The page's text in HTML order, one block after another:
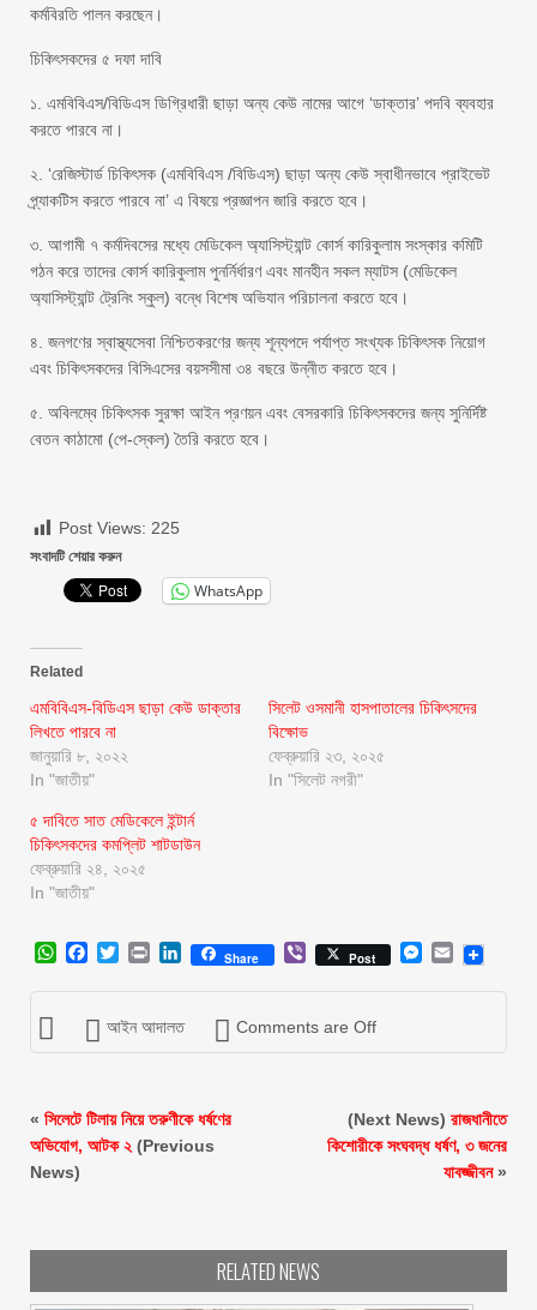
কর্মবিরতি পালন করছেন।
চিকিৎসকদের ৫ দফা দাবি
১. এমবিবিএস/বিডিএস ডিগ্রিধারী ছাড়া অন্য কেউ নামের আগে ‘ডাক্তার’ পদবি ব্যবহার
করতে পারবে না।
২. ‘রেজিস্টার্ড চিকিৎসক (এমবিবিএস /বিডিএস) ছাড়া অন্য কেউ স্বাধীনভাবে প্রাইভেট
প্র্যাকটিস করতে পারবে না’ এ বিষয়ে প্রজ্ঞাপন জারি করতে হবে।
৩. আগামী ৭ কর্মদিবসের মধ্যে মেডিকেল অ্যাসিস্ট্যান্ট কোর্স কারিকুলাম সংস্কার কমিটি
গঠন করে তাদের কোর্স কারিকুলাম পুনর্নির্ধারণ এবং মানহীন সকল ম্যাটস (মেডিকেল
অ্যাসিস্ট্যান্ট ট্রেনিং স্কুল) বন্ধে বিশেষ অভিযান পরিচালনা করতে হবে।
৪. জনগণের স্বাস্থ্যসেবা নিশ্চিতকরণের জন্য শূন্যপদে পর্যাপ্ত সংখ্যক চিকিৎসক নিয়োগ
এবং চিকিৎসকদের বিসিএসের বয়সসীমা ৩৪ বছরে উন্নীত করতে হবে।
৫. অবিলম্বে চিকিৎসক সুরক্ষা আইন প্রণয়ন এবং বেসরকারি চিকিৎসকদের জন্য সুনির্দিষ্ট
বেতন কাঠামো (পে-স্কেল) তৈরি করতে হবে।
Post Views: 225
সংবাদটি শেয়ার করুন
WhatsApp
Related
এমবিবিএস-বিডিএস ছাড়া কেউ ডাক্তার
লিখতে পারবে না
জানুয়ারি ৮, ২০২২
In "জাতীয়"
সিলেট ওসমানী হাসপাতালের চিকিৎসদের
বিক্ষোভ
ফেব্রুয়ারি ২৩, ২০২৫
In "সিলেট নগরী"
৫ দাবিতে সাত মেডিকেলে ইন্টার্ন
চিকিৎসকদের কমপ্লিট শাটডাউন
ফেব্রুয়ারি ২৪, ২০২৫
In "জাতীয়"
WhatsApp
Facebook
Twitter
Print LinkedIn
Share ViberPost Messenger
Email
আইন আদালত Comments are Off
« সিলেটে টিলায় নিয়ে তরুণীকে ধর্ষণের
অভিযোগ, আটক ২ (Previous
News)
(Next News) রাজধানীতে
কিশোরীকে সংঘবদ্ধ ধর্ষণ, ৩ জনের
যাবজ্জীবন»
RELATED NEWS